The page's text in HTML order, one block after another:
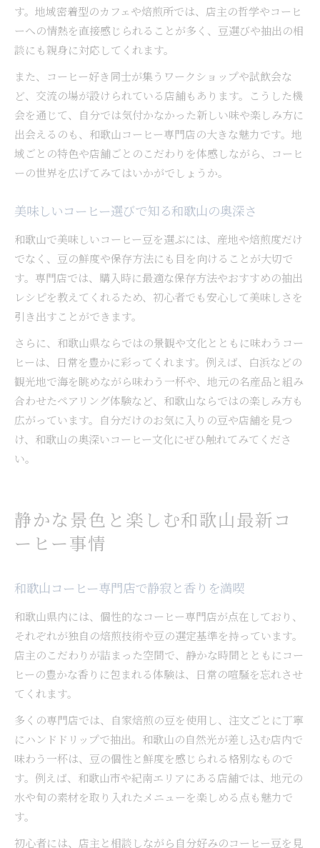
す。地域密着型のカフェや焙煎所では、店主の哲学やコーヒ
ーへの情熱を直接感じられることが多く、豆選びや抽出の相
談にも親身に対応してくれます。
また、コーヒー好き同士が集うワークショップや試飲会な
ど、交流の場が設けられている店舗もあります。こうした機
会を通じて、自分では気付かなかった新しい味や楽しみ方に
出会えるのも、和歌山コーヒー専門店の大きな魅力です。地
域ごとの特色や店舗ごとのこだわりを体感しながら、コーヒ
ーの世界を広げてみてはいかがでしょうか。
美味しいコーヒー選びで知る和歌山の奥深さ
和歌山で美味しいコーヒー豆を選ぶには、産地や焙煎度だけ
でなく、豆の鮮度や保存方法にも目を向けることが大切で
す。専門店では、購入時に最適な保存方法やおすすめの抽出
レシピを教えてくれるため、初心者でも安心して美味しさを
引き出すことができます。
さらに、和歌山県ならではの景観や文化とともに味わうコー
ヒーは、日常を豊かに彩ってくれます。例えば、白浜などの
観光地で海を眺めながら味わう一杯や、地元の名産品と組み
合わせたペアリング体験など、和歌山ならではの楽しみ方も
広がっています。自分だけのお気に入りの豆や店舗を見つ
け、和歌山の奥深いコーヒー文化にぜひ触れてみてくださ
い。
静かな景色と楽しむ和歌山最新コ
ーヒー事情
和歌山コーヒー専門店で静寂と香りを満喫
和歌山県内には、個性的なコーヒー専門店が点在しており、
それぞれが独自の焙煎技術や豆の選定基準を持っています。
店主のこだわりが詰まった空間で、静かな時間とともにコー
ヒーの豊かな香りに包まれる体験は、日常の喧騒を忘れさせ
てくれます。
多くの専門店では、自家焙煎の豆を使用し、注文ごとに丁寧
にハンドドリップで抽出。和歌山の自然光が差し込む店内で
味わう一杯は、豆の個性と鮮度を感じられる格別なもので
す。例えば、和歌山市や紀南エリアにある店舗では、地元の
水や旬の素材を取り入れたメニューを楽しめる点も魅力で
す。
初心者には、店主と相談しながら自分好みのコーヒー豆を見